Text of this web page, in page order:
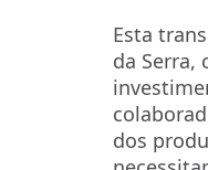
Esta
da Serra,
dos